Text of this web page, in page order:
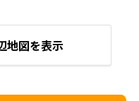
地図を表示